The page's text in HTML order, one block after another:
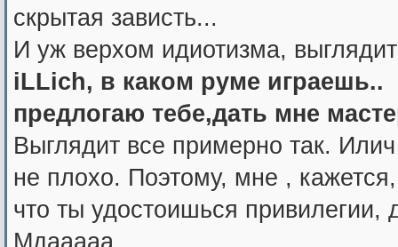
скрытая зависть...
И уж верхом идиотизма,
iLLich, в каком руме играешь..
предлогаю тебе,дать мне
Выглядит все примерно так.
не плохо. Поэтому, мне ,
что ты удостоишься
Мдааааа...